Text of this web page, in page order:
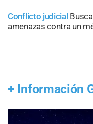
Conflicto judicial
amenazas contra un
+ Información